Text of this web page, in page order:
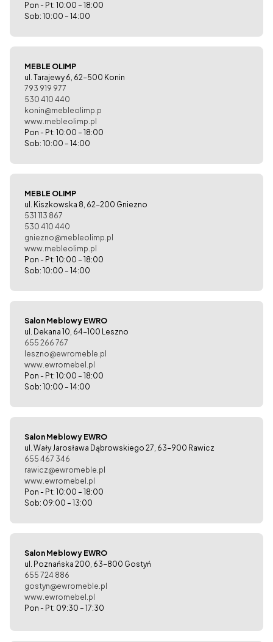
Pon - Pt: 10:00 – 18:00
Sob: 10:00 – 14:00
MEBLE OLIMP
ul. Tarajewy 6, 62-500 Konin
793 919 977
530 410 440
konin@mebleolimp.p
www.mebleolimp.pl
Pon - Pt: 10:00 – 18:00
Sob: 10:00 – 14:00
MEBLE OLIMP
ul. Kiszkowska 8, 62-200 Gniezno
531 113 867
530 410 440
gniezno@mebleolimp.pl
www.mebleolimp.pl
Pon - Pt: 10:00 – 18:00
Sob: 10:00 – 14:00
Salon Meblowy EWRO
ul. Dekana 10, 64-100 Leszno
655 266 767
leszno@ewromeble.pl
www.ewromebel.pl
Pon - Pt: 10:00 – 18:00
Sob: 10:00 – 14:00
Salon Meblowy EWRO
ul. Wały Jarosława Dąbrowskiego 27, 63-900 Rawicz
655 467 346
rawicz@ewromeble.pl
www.ewromebel.pl
Pon - Pt: 10:00 – 18:00
Sob: 09:00 – 13:00
Salon Meblowy EWRO
ul. Poznańska 200, 63-800 Gostyń
655 724 886
gostyn@ewromeble.pl
www.ewromebel.pl
Pon - Pt: 09:30 – 17:30